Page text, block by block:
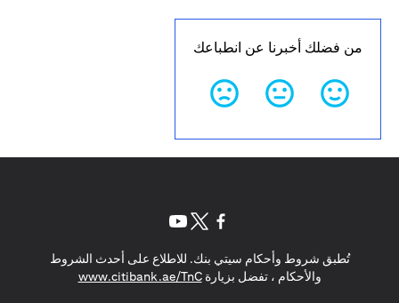
من فضلك أخبرنا عن انطباعك
تُطبق شروط وأحكام سيتي بنك. للاطلاع على أحدث الشروط
والأحكام ، تفضل بزيارةwww.citibank.ae/TnC
(opens in a new tab)